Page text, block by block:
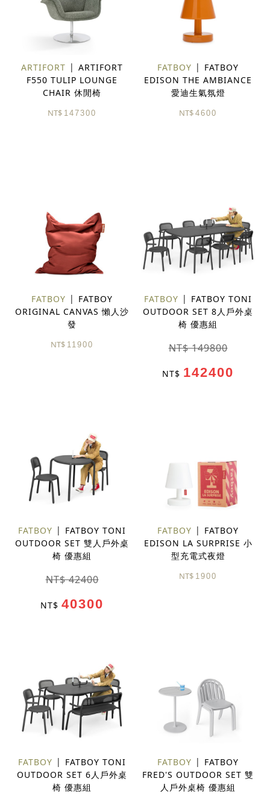
ARTIFORT
ARTIFORT
F550 TULIP LOUNGE
CHAIR 休閒椅
NT$ 147300
FATBOY
FATBOY
EDISON THE AMBIANCE
愛迪生氣氛燈
NT$ 4600
FATBOY
FATBOY
ORIGINAL CANVAS 懶人沙
發
NT$ 11900
FATBOY
FATBOY TONI
OUTDOOR SET 8人戶外桌
椅 優惠組
NT$ 149800
NT$ 142400
FATBOY
FATBOY TONI
OUTDOOR SET 雙人戶外桌
椅 優惠組
NT$ 42400
NT$ 40300
FATBOY
FATBOY
EDISON LA SURPRISE 小
型充電式夜燈
NT$ 1900
FATBOY
FATBOY TONI
OUTDOOR SET 6人戶外桌
椅 優惠組
FATBOY
FATBOY
FRED'S OUTDOOR SET 雙
人戶外桌椅 優惠組